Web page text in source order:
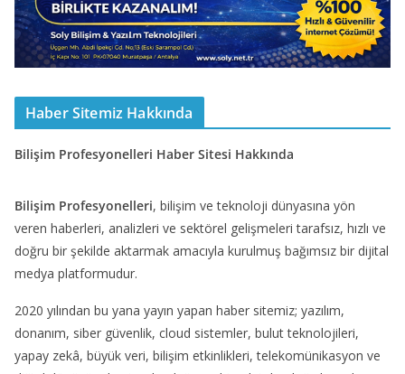
Haber Sitemiz Hakkında
Bilişim Profesyonelleri Haber Sitesi Hakkında
Bilişim Profesyonelleri, bilişim ve teknoloji dünyasına yön
veren haberleri, analizleri ve sektörel gelişmeleri tarafsız, hızlı ve
doğru bir şekilde aktarmak amacıyla kurulmuş bağımsız bir dijital
medya platformudur.
2020 yılından bu yana yayın yapan haber sitemiz; yazılım,
donanım, siber güvenlik, cloud sistemler, bulut teknolojileri,
yapay zekâ, büyük veri, bilişim etkinlikleri, telekomünikasyon ve